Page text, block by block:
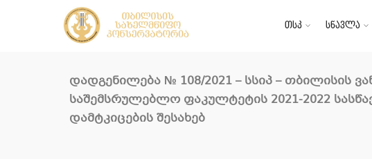
თსკ სწავლა
დადგენილება № 108/2021 – სსიპ – თბილისის
საშემსრულებლო ფაკულტეტის 2021-2022
დამტკიცების შესახებ